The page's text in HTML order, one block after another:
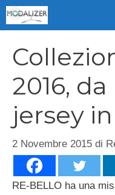
Vai
al
2016,
jersey
2 Novembre 2015 di
RE-BELLO ha una